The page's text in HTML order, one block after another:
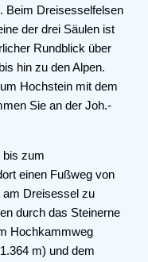
Beim Dreisesselfelsen
der drei Säulen ist
Rundblick über
hin zu den Alpen.
Hochstein mit dem
Sie an der Joh.-
bis zum
einen Fußweg von
Dreisessel zu
durch das Steinerne
Hochkammweg
m) und dem